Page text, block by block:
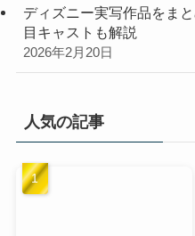
ディズニー実写作品をま
目キャストも解説
2026年2月20日
人気の記事